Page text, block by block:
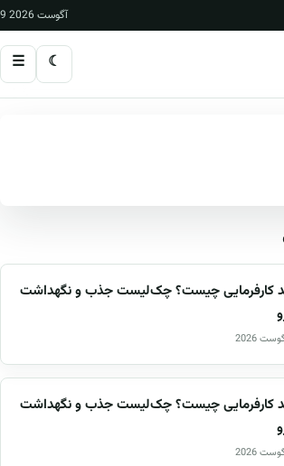
9 آگوست 2026
☾
☰
کارفرمایی چیست؟ چک‌لیست جذب و نگهداشت
کارفرمایی چیست؟ چک‌لیست جذب و نگهداشت